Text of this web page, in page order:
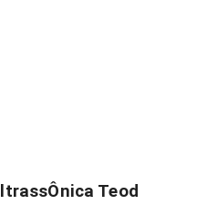
Teod